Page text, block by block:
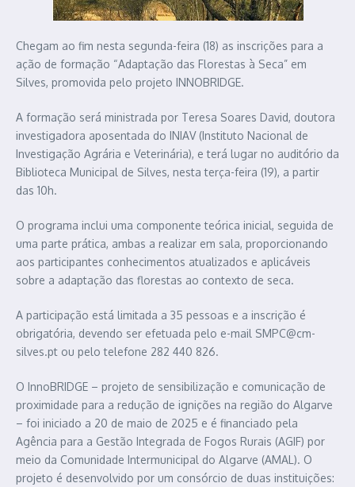
Chegam ao fim nesta segunda-feira (18) as inscrições para a
ação de formação “Adaptação das Florestas à Seca” em
Silves, promovida pelo projeto INNOBRIDGE.
A formação será ministrada por Teresa Soares David, doutora
investigadora aposentada do INIAV (Instituto Nacional de
Investigação Agrária e Veterinária), e terá lugar no auditório da
Biblioteca Municipal de Silves, nesta terça-feira (19), a partir
das 10h.
O programa inclui uma componente teórica inicial, seguida de
uma parte prática, ambas a realizar em sala, proporcionando
aos participantes conhecimentos atualizados e aplicáveis
sobre a adaptação das florestas ao contexto de seca.
A participação está limitada a 35 pessoas e a inscrição é
obrigatória, devendo ser efetuada pelo e-mail SMPC@cm-
silves.pt ou pelo telefone 282 440 826.
O InnoBRIDGE – projeto de sensibilização e comunicação de
proximidade para a redução de ignições na região do Algarve
– foi iniciado a 20 de maio de 2025 e é financiado pela
Agência para a Gestão Integrada de Fogos Rurais (AGIF) por
meio da Comunidade Intermunicipal do Algarve (AMAL). O
projeto é desenvolvido por um consórcio de duas instituições: